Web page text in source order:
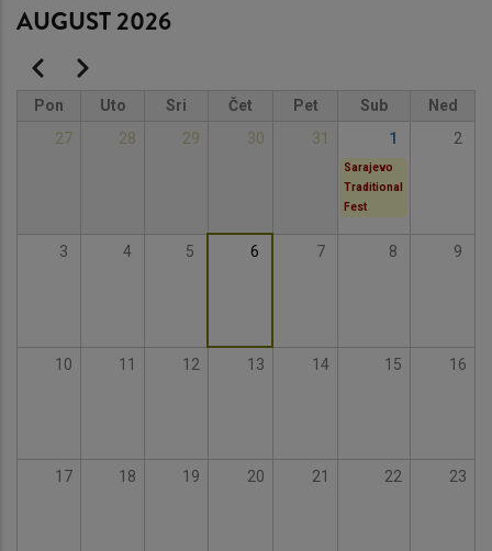
AUGUST 2026
PAGINATION
PrethodniSljedeći
Pon Uto Sri Čet Pet Sub
Ned
27
28 29 30 31 1 2
Sarajevo
Traditional
Fest
3 4 5 6 7 8 9
10 11 12 13 14 15 16
17 18 19 20 21 22 23